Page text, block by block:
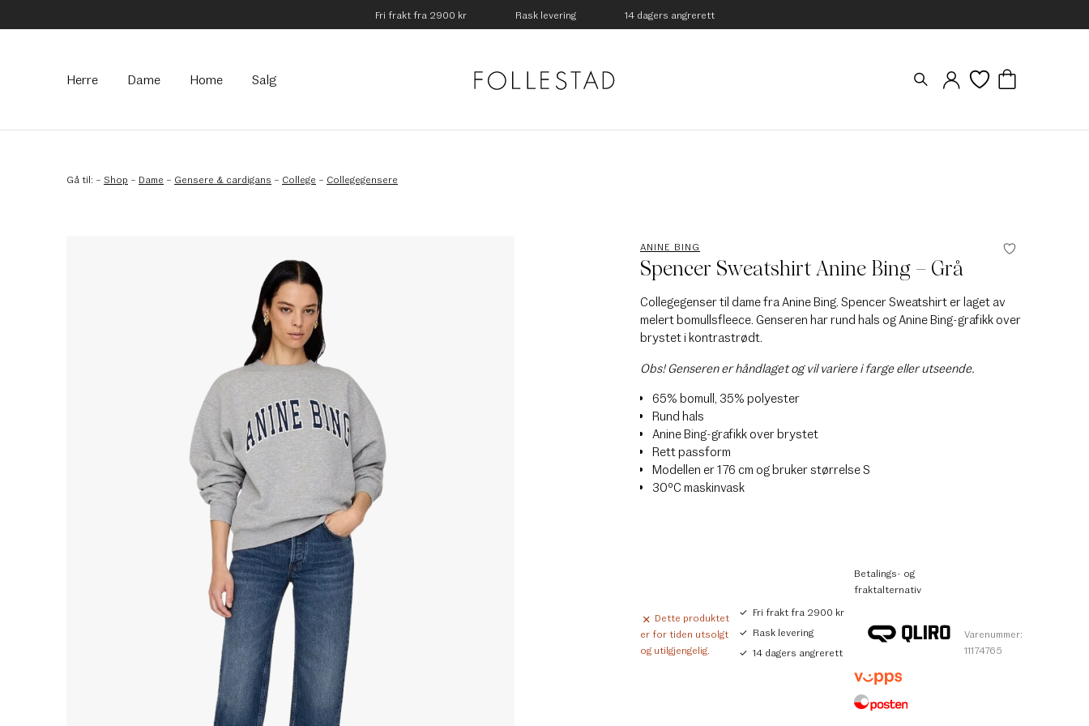
Fri frakt fra 2900 kr Rask levering 14 dagers angrerett
Hovedmeny
Herre Dame Home Salg
Gå til: – Shop – Dame – Gensere & cardigans – College – Collegegensere
ANINE BING
Spencer Sweatshirt Anine Bing – Grå
Collegegenser til dame fra Anine Bing. Spencer Sweatshirt er laget av
melert bomullsfleece. Genseren har rund hals og Anine Bing-grafikk over
brystet i kontrastrødt.
Obs! Genseren er håndlaget og vil variere i farge eller utseende.
65% bomull, 35% polyester
Rund hals
Anine Bing-grafikk over brystet
Rett passform
Modellen er 176 cm og bruker størrelse S
30ºC maskinvask
Dette produktet
er for tiden utsolgt
og utilgjengelig.
Fri frakt fra 2900 kr
Rask levering
14 dagers angrerett
Betalings- og
fraktalternativ
Varenummer:
11174765